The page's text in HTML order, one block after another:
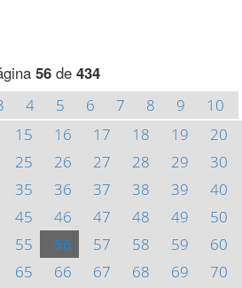
56 de 434
4 5 6 7 8 9
10
15 16 17 18 19
20
25 26 27 28 29
30
35 36 37 38 39
40
45 46 47 48 49
50
55 56 57 58 59
60
65 66 67 68 69
70